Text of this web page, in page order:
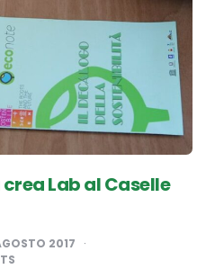
Lab al Caselle
2017